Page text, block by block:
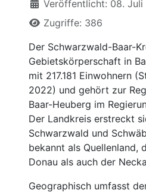
Veröffentlicht: 08.
Zugriffe: 386
Der Schwarzwald-Baar-
Gebietskörperschaft in
mit 217.181 Einwohnern
2022) und gehört zur
Baar-Heuberg im
Der Landkreis erstreckt
Schwarzwald und
bekannt als Quellenland,
Donau als auch der
Geographisch umfasst